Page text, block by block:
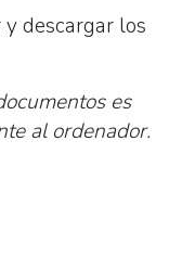
descargar los
es
al ordenador.